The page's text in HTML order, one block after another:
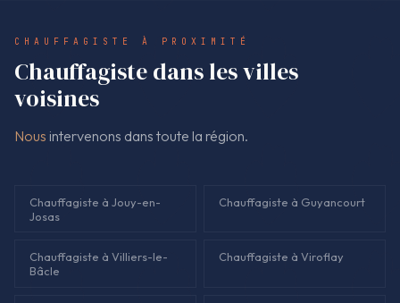
correspond au devis signé. S'il faut changer le plan (pièce
CHAUFFAGISTE À PROXIMITÉ
Chauffagiste dans les villes
voisines
Nous intervenons dans toute la région.
Chauffagiste à Jouy-en-
Josas
Chauffagiste à Guyancourt
Chauffagiste à Villiers-le-
Bâcle
Chauffagiste à Viroflay